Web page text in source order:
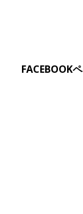
FACEBOOK